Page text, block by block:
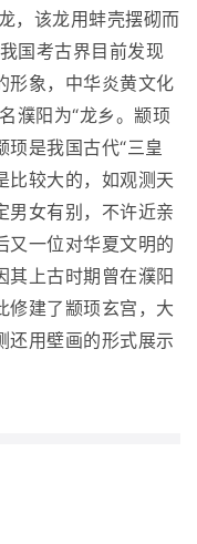
，该龙用蚌壳摆砌而
国考古界目前发现
形象，中华炎黄文化
濮阳为“龙乡。颛顼
是我国古代“三皇
比较大的，如观测天
男女有别，不许近亲
又一位对华夏文明的
其上古时期曾在濮阳
修建了颛顼玄宫，大
还用壁画的形式展示